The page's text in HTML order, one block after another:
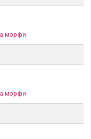
мэрфи
мэрфи